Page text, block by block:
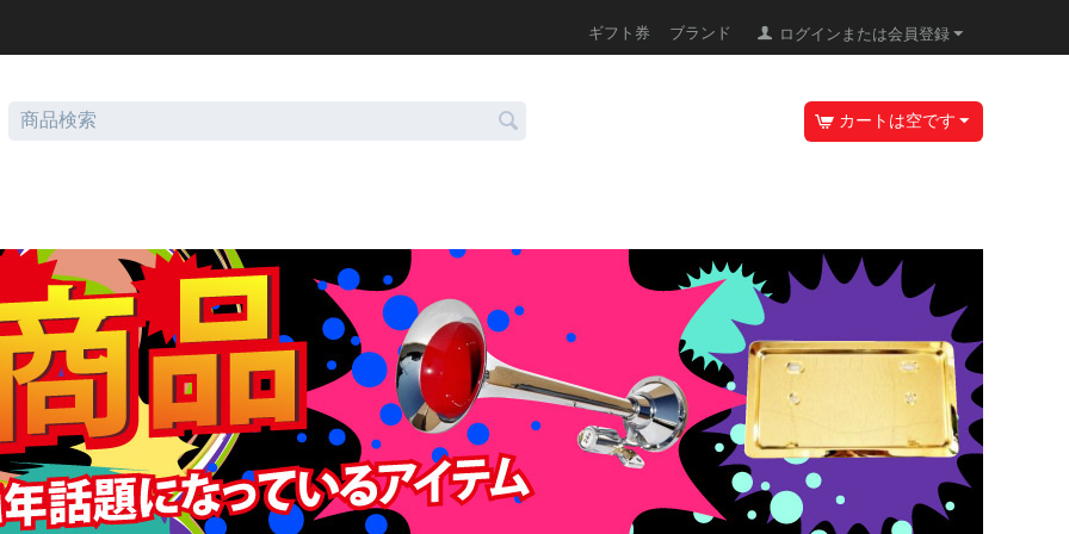
ログインまたは会員登録
ギフト券 ブランド
カートは空です